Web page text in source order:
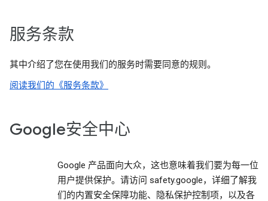
服务条款
其中介绍了您在使用我们的服务时需要同意的规则。
阅读我们的《服务条款》
Google安全中心
Google 产品面向大众，这也意味着我们要为每一位
用户提供保护。请访问 safety.google，详细了解我
们的内置安全保障功能、隐私保护控制项，以及各